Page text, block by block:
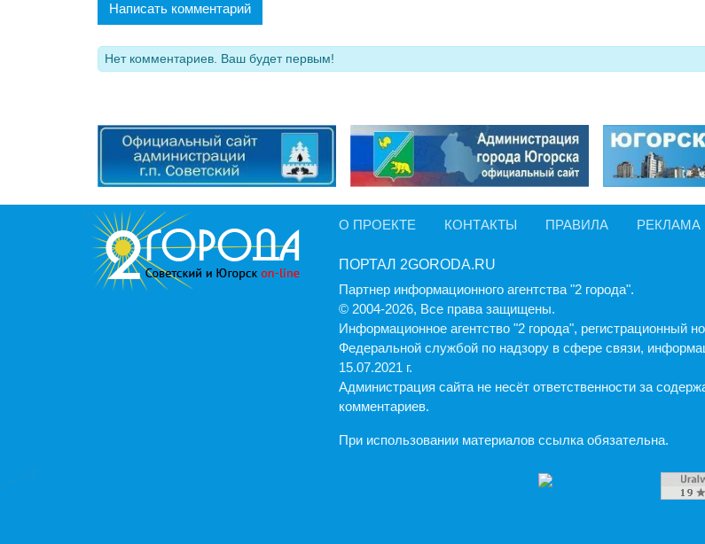
Написать комментарий
Нет комментариев. Ваш будет первым!
О ПРОЕКТЕ КОНТАКТЫ ПРАВИЛА РЕКЛАМА
ПОРТАЛ 2GORODA.RU
Партнер информационного агентства "2 города".
© 2004-2026, Все права защищены.
Информационное агентство "2 города",
Федеральной службой по надзору в сфере связи,
15.07.2021 г.
Администрация cайта не несёт ответственности за
комментариев.
При использовании материалов ссылка обязательна.